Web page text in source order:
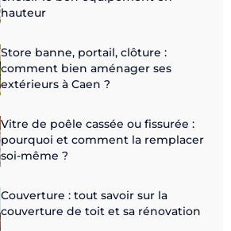
hauteur
Store banne, portail, clôture :
comment bien aménager ses
extérieurs à Caen ?
Vitre de poêle cassée ou fissurée :
pourquoi et comment la remplacer
soi-même ?
Couverture : tout savoir sur la
couverture de toit et sa rénovation